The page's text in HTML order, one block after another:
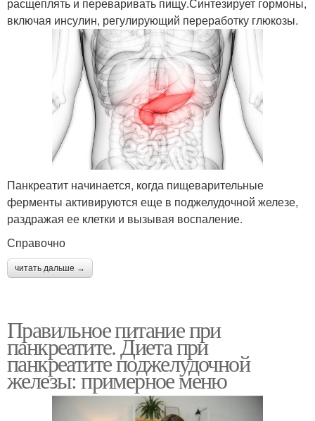
включая инсулин, регулирующий переработку глюкозы.
Панкреатит начинается, когда пищеварительные
ферменты активируются еще в поджелудочной железе,
раздражая ее клетки и вызывая воспаление.
Справочно
читать дальше →
Правильное питание при
панкреатите. Диета при
панкреатите поджелудочной
железы: примерное меню